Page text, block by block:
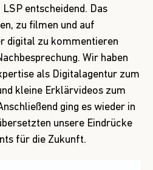
entscheidend. Das
zu filmen und auf
digital zu kommentieren
Wir haben
als Digitalagentur zum
kleine Erklärvideos zum
ging es wieder in
unsere Eindrücke
für die Zukunft.